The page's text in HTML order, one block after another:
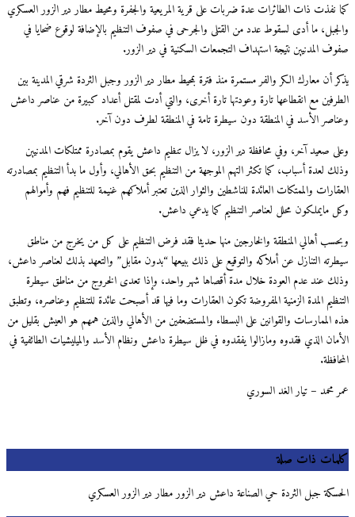
نفذت ذات الطائرات عدة ضربات على قرية المريعية والجفرة ومحيط مطار دير الزور العسكري
ما أدى لسقوط عدد من القتلى والجرحى في صفوف التنظيم بالإضافة لوقوع ضحايا في
المدنيين نتيجة استهداف التجمعات السكنية في دير الزور.
أن معارك الكر والفر مستمرة منذ فترة بمحيط مطار دير الزور وجبل الثردة شرقي المدينة بين
مع انقطاعها تارة وعودتها تارة أخرى، والتي أدت لمقتل أعداد كبيرة من عناصر داعش
الأسد في المنطقة دون سيطرة تامة في المنطقة لطرف دون آخر.
صعيد آخر، وفي محافظة دير الزور، لا يزال تنظيم داعش يقوم بمصادرة ممتلكات المدنيين
لعدة أسباب، كما تكثر التهم الموجهة من التنظيم بحق الأهالي، وأول ما بدأ التنظيم بمصادرته
والممتكات العائدة للناشطين والثوار الذين تعتبر أملاكهم غنيمة للتنظيم فهم وأموالهم
مايملكون محلل لعناصر التنظيم كما يدعي داعش.
أهالي المنطقة والخارجين منها حديثا فقد فرض التنظيم على كل من يخرج من مناطق
التنازل عن أملاكه والتوقيع على ذلك ببيعها “بدون مقابل” والتعهد بذلك لعناصر داعش،
عند عدم العودة خلال مدة أقصاها شهر واحد، وإذا تعدى الخروج من مناطق سيطرة
المدة الزمنية المفروضة تكون العقارات وما فيها قد أصبحت عائدة للتنظيم وعناصره، وتطبق
والقوانين على البسطاء والمستضعفين من الأهالي والذين همهم هو العيش بقليل من
الذي فقدوه ومازالوا يفقدوه في ظل سيطرة داعش ونظام الأسد والميليشيات الطائفية في
– تيار الغد السوري
ذات صلة
جبل الثردة حي الصناعة داعش دير الزور مطار دير الزور العسكري